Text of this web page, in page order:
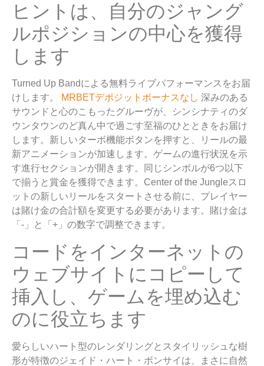
ヒントは、自分のジャング
ルポジションの中心を獲得
します
Turned Up Bandによる無料ライブパフォーマンスをお届
けします。
MRBETデポジットボーナスなし 深みのある
サウンドと心のこもったグルーヴが、シンシナティのダ
ウンタウンのど真ん中で過ごす至福のひとときをお届け
します。新しいターボ機能ボタンを押すと、リールの最
新アニメーションが加速します。ゲームの進行状況を示
す進行セクションが開きます。同じシンボルが6つ以下
で揃うと賞金を獲得できます。Center of the Jungleスロ
ットの新しいリールをスタートさせる前に、プレイヤー
は賭け金の合計額を変更する必要があります。賭け金は
「-」と「+」の数字で調整できます。
コードをインターネットの
ウェブサイトにコピーして
挿入し、ゲームを埋め込む
のに役立ちます
愛らしいハート型のレンダリングとスタイリッシュな樹
形が特徴のジェイド・ハート・ボンサイは、まさに自然